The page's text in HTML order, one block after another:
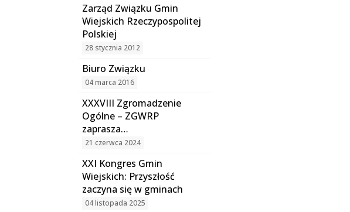
Zarząd Związku Gmin
Wiejskich Rzeczypospolitej
Polskiej
28 stycznia 2012
Biuro Związku
04 marca 2016
XXXVIII Zgromadzenie
Ogólne – ZGWRP
zaprasza…
21 czerwca 2024
XXI Kongres Gmin
Wiejskich: Przyszłość
zaczyna się w gminach
04 listopada 2025